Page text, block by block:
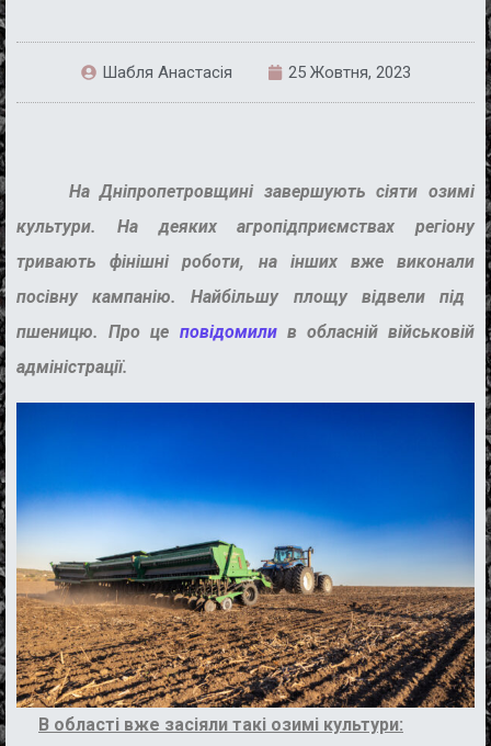
Шабля Анастасія 25 Жовтня, 2023
На Дніпропетровщині завершують сіяти озимі
культури. На деяких агропідприємствах регіону
тривають фінішніроботи, на інших вжевиконали
посівну кампанію.Найбільшу площу відвели під
пшеницю. Про це повідомилив обласній військовій
адміністрації.
В області вже засіяли такі озимі культури: